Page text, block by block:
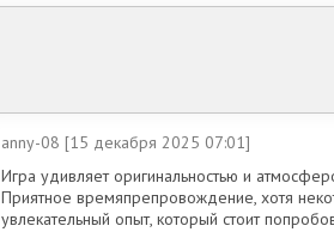
anny-08 [15 декабря 2025 07:01]
Игра удивляет оригинальностью и
Приятное времяпрепровождение, хотя
увлекательный опыт, который стоит